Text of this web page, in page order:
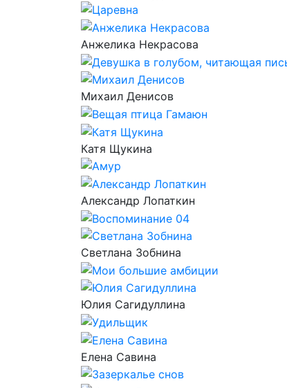
Анжелика Некрасова
Михаил Денисов
Катя Щукина
Александр Лопаткин
Светлана Зобнина
Юлия Сагидуллина
Елена Савина